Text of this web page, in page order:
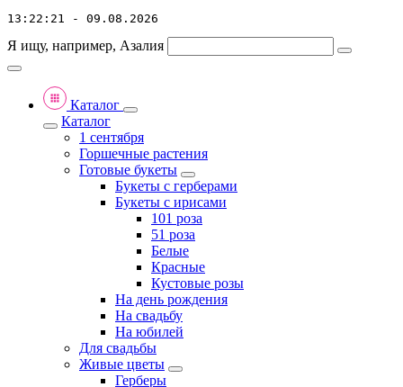
13:22:21 - 09.08.2026
Я ищу, например, Азалия
Каталог
Каталог
1 сентября
Горшечные растения
Готовые букеты
Букеты с герберами
Букеты с ирисами
101 роза
51 роза
Белые
Красные
Кустовые розы
На день рождения
На свадьбу
На юбилей
Для свадьбы
Живые цветы
Герберы